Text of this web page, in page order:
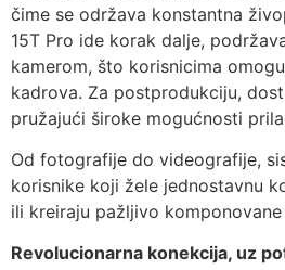
čime se održava konstantna
15T Pro ide korak dalje,
kamerom, što korisnicima
kadrova. Za postprodukciju,
pružajući široke mogućnosti
Od fotografije do videografije,
korisnike koji žele jednostavnu
ili kreiraju pažljivo
Revolucionarna konekcija, uz